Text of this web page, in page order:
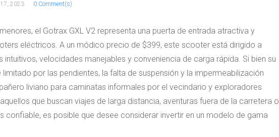
2023 0 Comment(s)
el Gotrax GXL V2 representa una puerta de entrada atractiva y
eléctricos. A un módico precio de $399, este scooter está dirigido a
velocidades manejables y conveniencia de carga rápida. Si bien su
por las pendientes, la falta de suspensión y la impermeabilización
liviano para caminatas informales por el vecindario y exploradores
que buscan viajes de larga distancia, aventuras fuera de la carretera o
confiable, es posible que desee considerar invertir en un modelo de gama